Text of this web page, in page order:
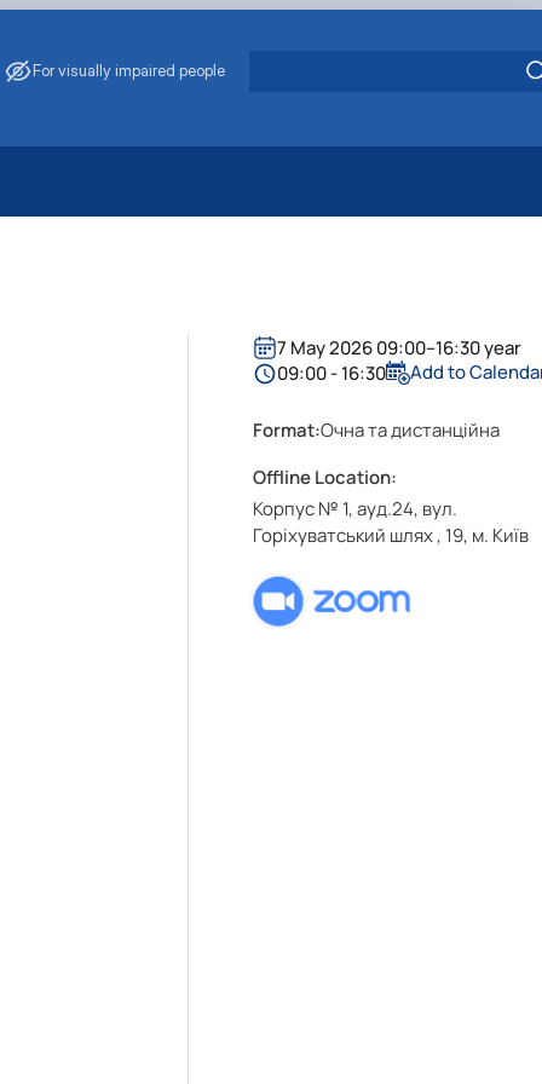
For visually impaired people
Saving
Eco-Safe and Organic Products
7 May 2026 09:00–16:30 year
09:00 - 16:30
Add to
Format:Очна та дистанційна
Offline Location:
Корпус № 1, ауд.24, вул.
Горіхуватський шлях , 19, м. Київ